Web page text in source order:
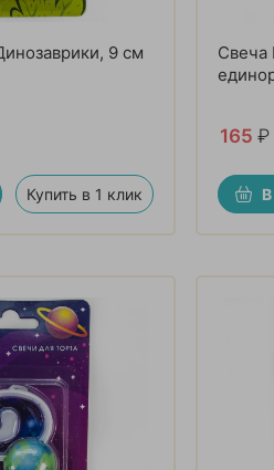
9 см
Купить в 1 клик
Свеча
165 ₽